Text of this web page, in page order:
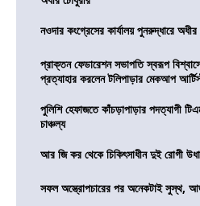
নওদার কংগ্রেসের কার্যালয় পুনরুদ্ধারে
প্রাক্তন ফেডারেশন সভাপতি স্বরূপ
প্রত্যাহার করলেন টলিপাড়ার মেকআপ
পুলিশি হেফাজতে কাঁচড়াপাড়ার পদত্যাগী
চাঞ্চল্য
আর জি কর থেকে চিকিৎসাধীন দুই রোগী
সফল অস্ত্রোপচারের পর অনেকটাই সুস্থ,